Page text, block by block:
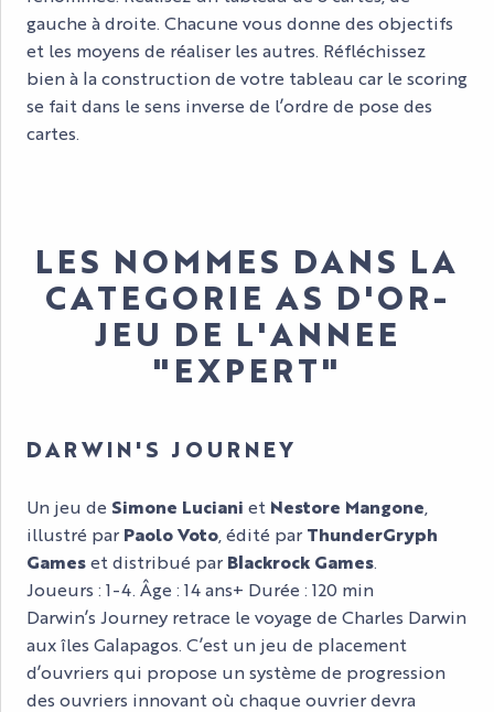
gauche à droite. Chacune vous donne des objectifs
et les moyens de réaliser les autres. Réfléchissez
bien à la construction de votre tableau car le scoring
se fait dans le sens inverse de l’ordre de pose des
cartes.
LES NOMMES DANS LA
CATEGORIE AS D'OR-
JEU DE L'ANNEE
"EXPERT"
DARWIN'S JOURNEY
Un jeu de Simone Luciani et Nestore Mangone
illustré par Paolo Voto , édité par ThunderGryph
Gameset distribué par Blackrock Games.
Joueurs : 1-4. Âge : 14 ans+ Durée : 120 min
Darwin’s Journey retrace le voyage de Charles Darwin
aux îles Galapagos. C’est un jeu de placement
d’ouvriers qui propose un système de progression
des ouvriers innovant où chaque ouvrier devra